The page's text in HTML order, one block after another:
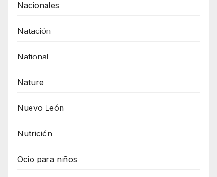
Nacionales
Natación
National
Nature
Nuevo León
Nutrición
Ocio para niños